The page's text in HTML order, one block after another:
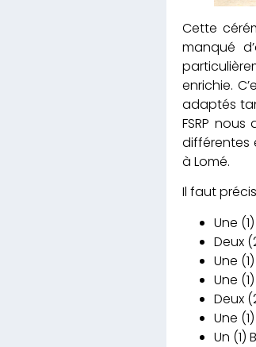
Cette
manqué
enrichie.
adaptés
FSRP
différentes
à Lomé.
Il faut
Une
Deux
Une
Une
Deux
Une
Un (1)